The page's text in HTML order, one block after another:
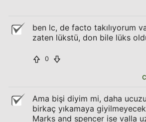
ben lc, de facto takılıyorum
zaten lükstü, don bile lüks
0
Ama bişi diyim mi, daha
birkaç yıkamaya
Marks and spencer ise valla